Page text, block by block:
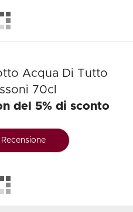
Acqua Di Tutto
70cl
del 5% di sconto